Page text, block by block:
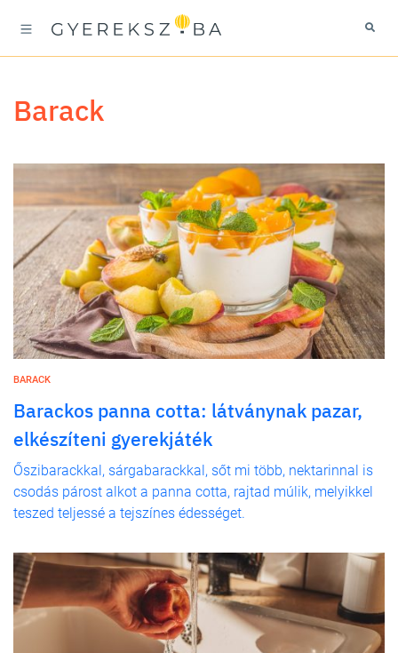
barack
BARACK
Barackos panna cotta: látványnak pazar,
elkészíteni gyerekjáték
Őszibarackkal, sárgabarackkal, sőt mi több, nektarinnal is
csodás párost alkot a panna cotta, rajtad múlik, melyikkel
teszed teljessé a tejszínes édességet.